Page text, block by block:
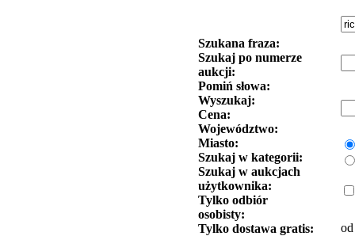
Szukana fraza:
Szukaj po numerze
aukcji:
Pomiń słowa:
Wyszukaj:
Cena:
Województwo:
Miasto:
Szukaj w kategorii:
Szukaj w aukcjach
użytkownika:
Tylko odbiór
osobisty:
Tylko dostawa gratis:
od